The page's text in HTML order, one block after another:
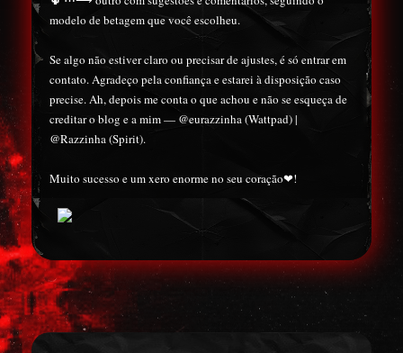
modelo de betagem que você escolheu.
Se algo não estiver claro ou precisar de ajustes, é só entrar em
contato. Agradeço pela confiança e estarei à disposição caso
precise. Ah, depois me conta o que achou e não se esqueça de
creditar o blog e a mim — @eurazzinha (Wattpad) |
@Razzinha (Spirit).
Muito sucesso e um xero enorme no seu coração❤!